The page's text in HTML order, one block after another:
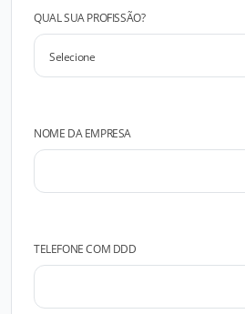
QUAL SUA PROFISSÃO?
NOME DA EMPRESA
TELEFONE COM DDD